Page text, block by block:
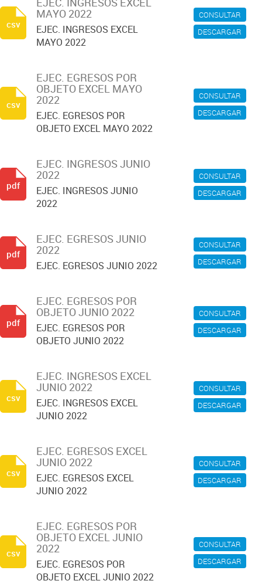
CONSULTAR
DESCARGAR
MAYO 2022
EJEC. INGRESOS EXCEL
MAYO 2022
csv
CONSULTAR
DESCARGAR
EJEC. EGRESOS POR
OBJETO EXCEL MAYO
2022
EJEC. EGRESOS POR
OBJETO EXCEL MAYO 2022
csv
CONSULTAR
DESCARGAR
EJEC. INGRESOS JUNIO
2022
EJEC. INGRESOS JUNIO
2022
pdf
CONSULTAR
DESCARGAR
EJEC. EGRESOS JUNIO
2022
EJEC. EGRESOS JUNIO 2022
pdf
CONSULTAR
DESCARGAR
EJEC. EGRESOS POR
OBJETO JUNIO 2022
EJEC. EGRESOS POR
OBJETO JUNIO 2022
pdf
CONSULTAR
DESCARGAR
EJEC. INGRESOS EXCEL
JUNIO 2022
EJEC. INGRESOS EXCEL
JUNIO 2022
csv
CONSULTAR
DESCARGAR
EJEC. EGRESOS EXCEL
JUNIO 2022
EJEC. EGRESOS EXCEL
JUNIO 2022
csv
CONSULTAR
DESCARGAR
EJEC. EGRESOS POR
OBJETO EXCEL JUNIO
2022
EJEC. EGRESOS POR
OBJETO EXCEL JUNIO 2022
csv